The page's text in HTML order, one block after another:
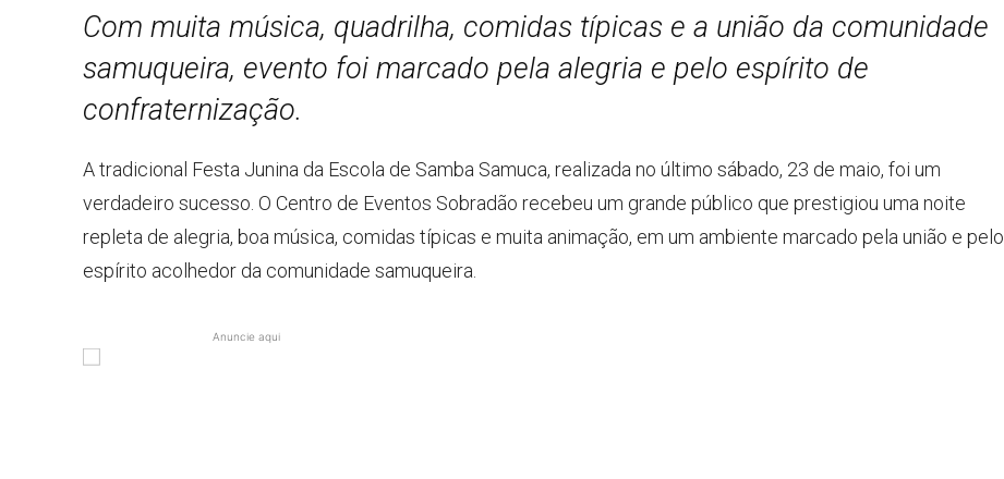
Com muita música, quadrilha, comidas típicas e a união da comunidade
samuqueira, evento foi marcado pela alegria e pelo espírito de
confraternização.
A tradicional Festa Junina da Escola de Samba Samuca, realizada no último sábado, 23 de maio, foi um
verdadeiro sucesso. O Centro de Eventos Sobradão recebeu um grande público que prestigiou uma noite
repleta de alegria, boa música, comidas típicas e muita animação, em um ambiente marcado pela união e pelo
espírito acolhedor da comunidade samuqueira.
Anuncie aqui